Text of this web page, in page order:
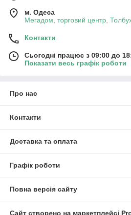
м. Одеса
Мегадом, торговий центр,
Контакти
Сьогодні працює з 09:00 до
Показати весь графік роботи
Про нас
Контакти
Доставка та оплата
Графік роботи
Повна версія сайту
Сайт створено на маркетплейсі